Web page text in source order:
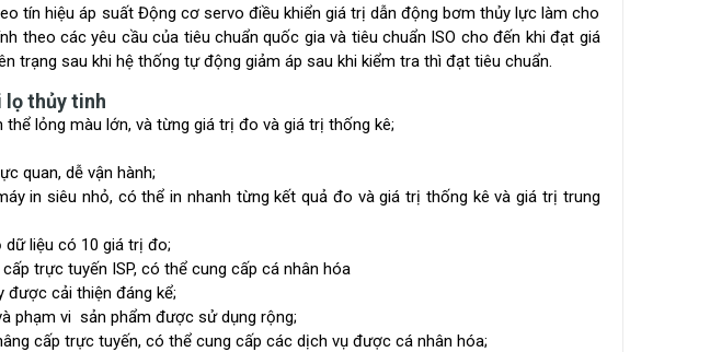
tín hiệu áp suất Động cơ servo điều khiển giá trị dẫn động bơm thủy lực làm cho
theo các yêu cầu của tiêu chuẩn quốc gia và tiêu chuẩn ISO cho đến khi đạt giá
trạng sau khi hệ thống tự động giảm áp sau khi kiểm tra thì đạt tiêu chuẩn.
lọ thủy tinh
lỏng màu lớn, và từng giá trị đo và giá trị thống kê;
quan, dễ vận hành;
in siêu nhỏ, có thể in nhanh từng kết quả đo và giá trị thống kê và giá trị trung
liệu có 10 giá trị đo;
trực tuyến ISP, có thể cung cấp cá nhân hóa
cải thiện đáng kể;
phạm vi sản phẩm được sử dụng rộng;
cấp trực tuyến, có thể cung cấp các dịch vụ được cá nhân hóa;